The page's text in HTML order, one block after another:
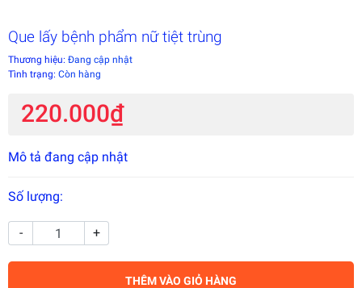
Que lấy bệnh phẩm nữ tiệt trùng
Thương hiệu: Đang cập nhật
Tình trạng: Còn hàng
220.000₫
Mô tả đang cập nhật
Số lượng:
- +
THÊM VÀO GIỎ HÀNG